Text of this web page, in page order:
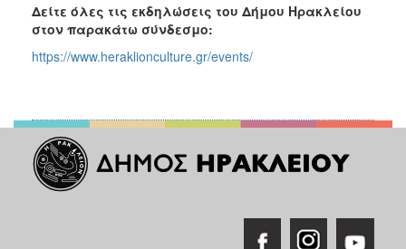
Δείτε όλες τις εκδηλώσεις του Δήμου Ηρακλείου
στον παρακάτω σύνδεσμο:
https://www.heraklionculture.gr/events/